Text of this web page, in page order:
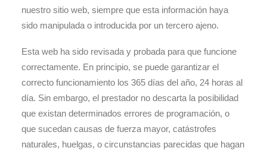
nuestro sitio web, siempre que esta información haya
sido manipulada o introducida por un tercero ajeno.
Esta web ha sido revisada y probada para que funcione
correctamente. En principio, se puede garantizar el
correcto funcionamiento los 365 días del año, 24 horas al
día. Sin embargo, el prestador no descarta la posibilidad
que existan determinados errores de programación, o
que sucedan causas de fuerza mayor, catástrofes
naturales, huelgas, o circunstancias parecidas que hagan